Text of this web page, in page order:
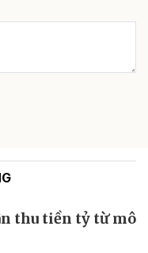
thu tiền tỷ từ mô